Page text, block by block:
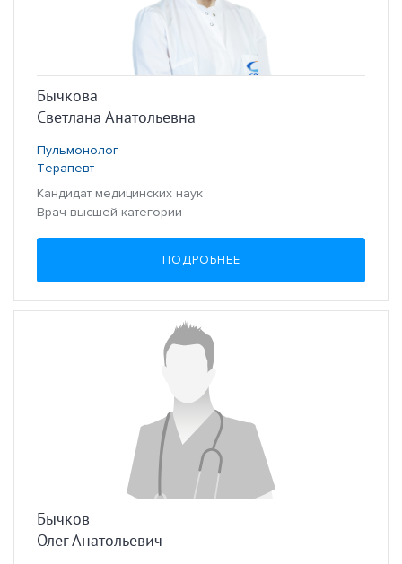
Бычкова
Светлана Анатольевна
Пульмонолог
Терапевт
Кандидат медицинских наук
Врач высшей категории
ПОДРОБНЕЕ
Бычков
Олег Анатольевич